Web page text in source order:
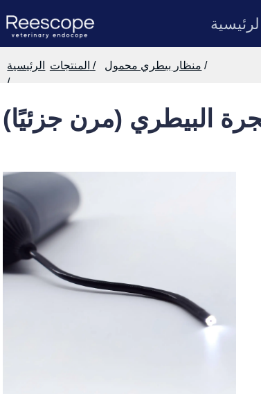
الرئيسية
/
المنتجات / منظار بيطري محمول /
البيطري (مرن جزئيًا)